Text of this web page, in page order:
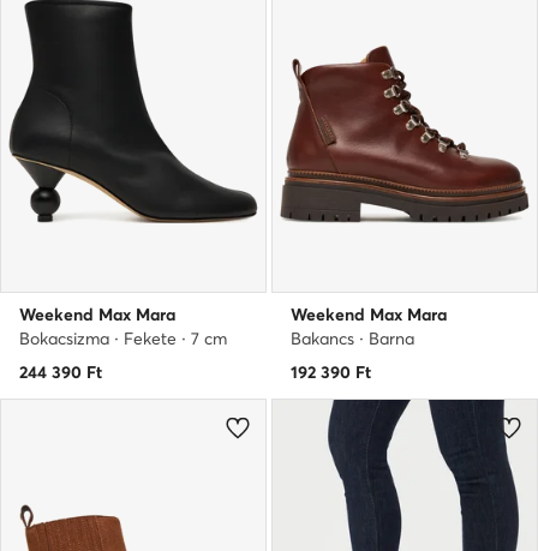
Weekend Max Mara
Bokacsizma · Fekete · 7 cm
244 390 Ft
Weekend Max Mara
Bakancs · Barna
192 390 Ft